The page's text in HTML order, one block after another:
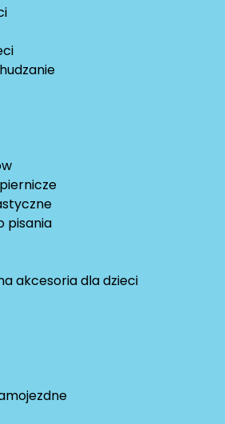
pisania
akcesoria dla dzieci